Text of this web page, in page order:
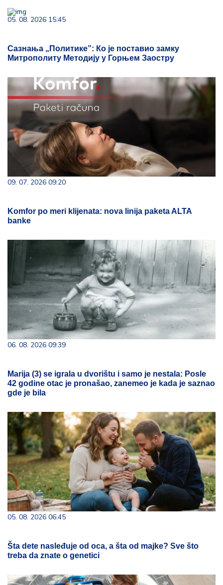
05. 08. 2026 15:45
Сазнања „Политике”: Ко је поставио замку
Митрополиту Методију у Горњем Заостру
09. 07. 2026 09:20
Komfor po meri klijenata: nova linija paketa ALTA
banke
06. 08. 2026 09:39
Marija (3) se igrala u dvorištu i samo je nestala: Posle
42 godine otac je pronašao, zanemeo je kada je saznao
gde je bila
05. 08. 2026 06:45
Šta dete nasleđuje od oca, a šta od majke? Sve što
treba da znate o genetici